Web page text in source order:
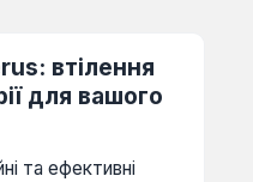
втілення
для вашого
та ефективні